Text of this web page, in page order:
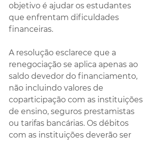
objetivo é ajudar os estudantes
que enfrentam dificuldades
financeiras.
A resolução esclarece que a
renegociação se aplica apenas ao
saldo devedor do financiamento,
não incluindo valores de
coparticipação com as instituições
de ensino, seguros prestamistas
ou tarifas bancárias. Os débitos
com as instituições deverão ser